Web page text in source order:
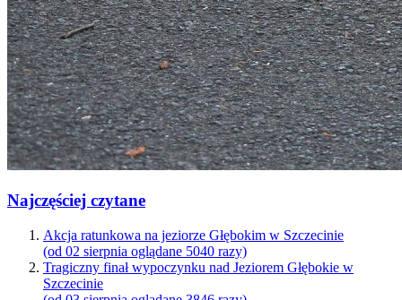
Najczęściej czytane
Akcja ratunkowa na jeziorze Głębokim w Szczecinie
(od 02 sierpnia oglądane 5040 razy)
Tragiczny finał wypoczynku nad Jeziorem Głębokie w
Szczecinie